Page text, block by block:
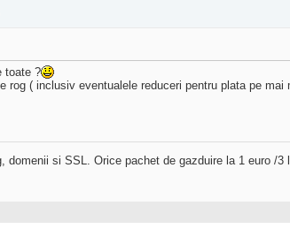
toate ?
rog ( inclusiv eventualele reduceri pentru plata pe
domenii si SSL. Orice pachet de gazduire la 1 euro /3